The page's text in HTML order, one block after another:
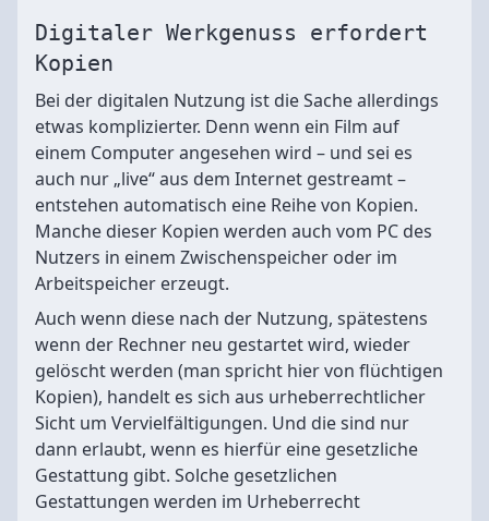
Digitaler Werkgenuss erfordert
Kopien
Bei der digitalen Nutzung ist die Sache allerdings
etwas komplizierter. Denn wenn ein Film auf
einem Computer angesehen wird – und sei es
auch nur „live“ aus dem Internet gestreamt –
entstehen automatisch eine Reihe von Kopien.
Manche dieser Kopien werden auch vom PC des
Nutzers in einem Zwischenspeicher oder im
Arbeitspeicher erzeugt.
Auch wenn diese nach der Nutzung, spätestens
wenn der Rechner neu gestartet wird, wieder
gelöscht werden (man spricht hier von flüchtigen
Kopien), handelt es sich aus urheberrechtlicher
Sicht um Vervielfältigungen. Und die sind nur
dann erlaubt, wenn es hierfür eine gesetzliche
Gestattung gibt. Solche gesetzlichen
Gestattungen werden im Urheberrecht